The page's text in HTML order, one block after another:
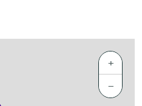
+
−